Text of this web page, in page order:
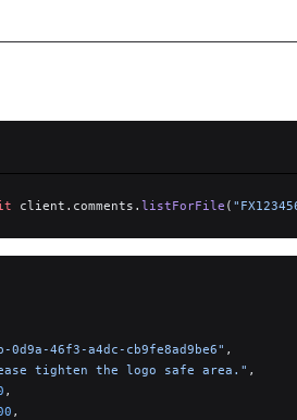
client.comments. listForFile (
0d9a-46f3-a4dc-cb9fe8ad9be6" ,
tighten the logo safe area." ,
,
,